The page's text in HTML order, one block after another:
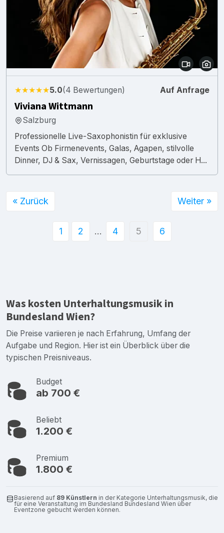
★★★★★5.0(4 Bewertungen) Auf Anfrage
Viviana Wittmann
Salzburg
Professionelle Live-Saxophonistin für exklusive
Events Ob Firmenevents, Galas, Agapen, stilvolle
Dinner, DJ & Sax, Vernissagen, Geburtstage oder H...
« Zurück
1 2 … 4 5 6
Weiter »
Was kosten Unterhaltungsmusik in
Bundesland Wien?
Die Preise variieren je nach Erfahrung, Umfang der
Aufgabe und Region. Hier ist ein Überblick über die
typischen Preisniveaus.
Budget
ab 700 €
Beliebt
1.200 €
Premium
1.800 €
Basierend auf 89 Künstlern in der Kategorie Unterhaltungsmusik, die
für eine Veranstaltung im Bundesland Bundesland Wien über
Eventzone gebucht werden können.